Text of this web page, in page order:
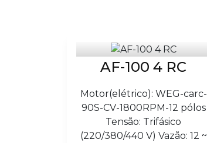
AF-100 4 RC
Motor(elétrico): WEG-carc-
90S-CV-1800RPM-12 pólos
Tensão: Trifásico
(220/380/440 V) Vazão: 12 ~